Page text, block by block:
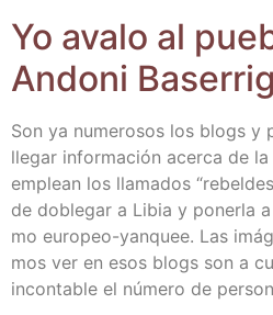
Yo ava­lo al
Ando­ni
Son ya nume­ro­sos los blogs y
lle­gar infor­ma­ción acer­ca de
emplean los lla­ma­dos
de doble­gar a Libia y poner­la
mo euro­peo-yan­quee. Las
mos ver en esos blogs son a
incon­ta­ble el núme­ro de